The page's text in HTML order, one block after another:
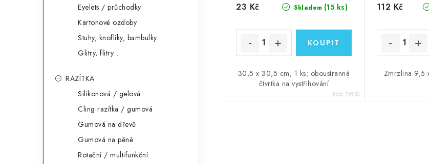
Eyelets / průchodky
Kartonové ozdoby
Stuhy, knoflíky, bambulky
Glitry, flitry...
RAZÍTKA
Silikonová / gelová
Cling razítka / gumová
Gumová na dřevě
Gumová na pěně
Rotační / multifunkční
Skladem (15 ks)
23 Kč
30,5 x 30,5 cm; 1 ks; oboustranná
čtvrtka na vystřihování
Kód:79930
112 Kč
Zmrzlina 9,5